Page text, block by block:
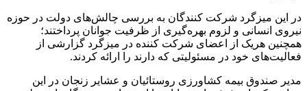
در این میزگرد شرکت کنندگان به بررسی چالش‌های دولت در حوزه
نیروی انسانی و لزوم بهره‌گیری از ظرفیت جوانان پرداختند؛
همچنین هریک از اعضای شرکت کننده در میزگرد گزارشی از
فعالیت‌های خود در مسئولیتی که دارند را ارائه کردند.
مدیر صندوق بیمه کشاورزی روستائیان و عشایر زنجان در این